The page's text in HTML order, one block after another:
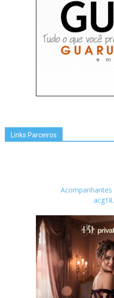
Links Parceiros
Acompanhantes